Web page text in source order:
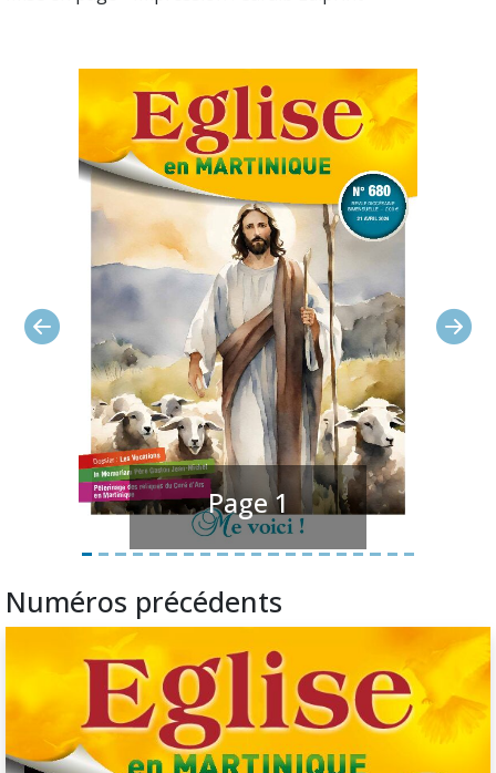
Page 1
Précédent
Numéros précédents